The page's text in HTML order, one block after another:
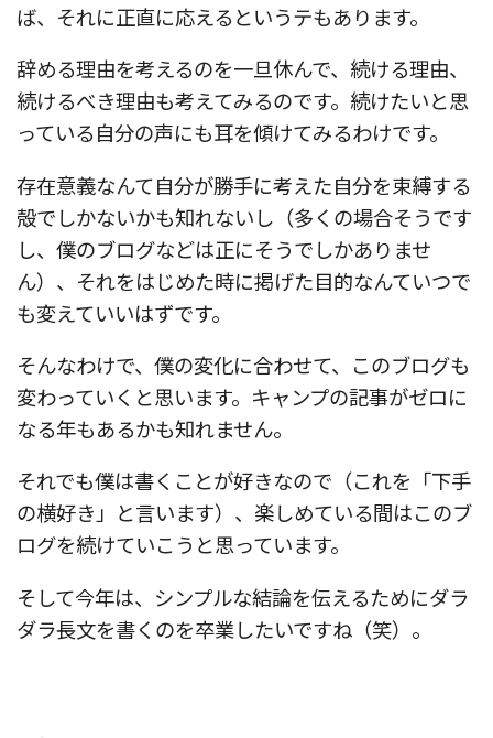
ば、それに正直に応えるというテもあります。
辞める理由を考えるのを一旦休んで、続ける理由、
続けるべき理由も考えてみるのです。続けたいと思
っている自分の声にも耳を傾けてみるわけです。
存在意義なんて自分が勝手に考えた自分を束縛する
殻でしかないかも知れないし（多くの場合そうです
し、僕のブログなどは正にそうでしかありませ
ん）、それをはじめた時に掲げた目的なんていつで
も変えていいはずです。
そんなわけで、僕の変化に合わせて、このブログも
変わっていくと思います。キャンプの記事がゼロに
なる年もあるかも知れません。
それでも僕は書くことが好きなので（これを「下手
の横好き」と言います）、楽しめている間はこのブ
ログを続けていこうと思っています。
そして今年は、シンプルな結論を伝えるためにダラ
ダラ長文を書くのを卒業したいですね（笑）。